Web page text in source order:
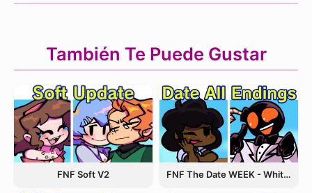
También Te Puede Gustar
FNF Soft V2 FNF The Date WEEK - Whitty and Carol